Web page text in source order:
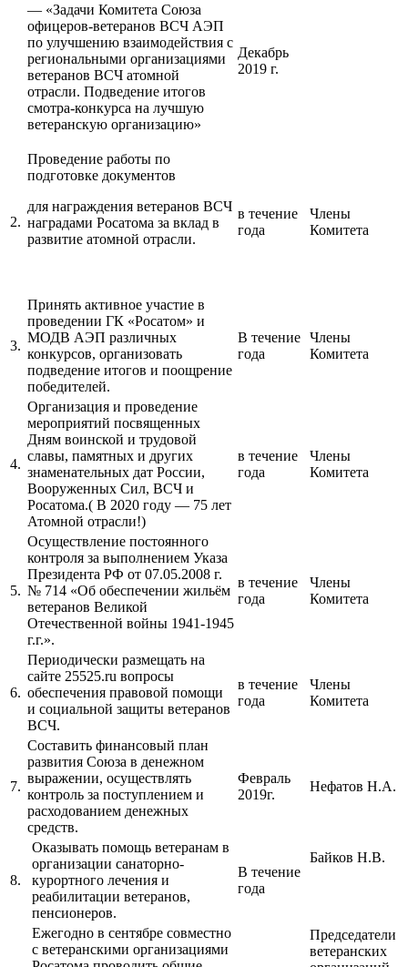
— «Задачи Комитета Союза
офицеров-ветеранов ВСЧ АЭП
по улучшению взаимодействия с
региональными организациями
ветеранов ВСЧ атомной
отрасли. Подведение итогов
смотра-конкурса на лучшую
ветеранскую организацию»
Декабрь
2019 г.
2.
Проведение работы по
подготовке документов
для награждения ветеранов ВСЧ
наградами Росатома за вклад в
развитие атомной отрасли.
в течение
года
Члены
Комитета
3.
Принять активное участие в
проведении ГК «Росатом» и
МОДВ АЭП различных
конкурсов, организовать
подведение итогов и поощрение
победителей.
В течение
года
Члены
Комитета
4.
Организация и проведение
мероприятий посвященных
Дням воинской и трудовой
славы, памятных и других
знаменательных дат России,
Вооруженных Сил, ВСЧ и
Росатома.( В 2020 году — 75 лет
Атомной отрасли!)
в течение
года
Члены
Комитета
5.
Осуществление постоянного
контроля за выполнением Указа
Президента РФ от 07.05.2008 г.
№ 714 «Об обеспечении жильём
ветеранов Великой
Отечественной войны 1941-1945
г.г.».
в течение
года
Члены
Комитета
6.
Периодически размещать на
сайте 25525.ru вопросы
обеспечения правовой помощи
и социальной защиты ветеранов
ВСЧ.
в течение
года
Члены
Комитета
7.
Составить финансовый план
развития Союза в денежном
выражении, осуществлять
контроль за поступлением и
расходованием денежных
средств.
Февраль
2019г.
Нефатов Н.А.
8.
Оказывать помощь ветеранам в
организации санаторно-
курортного лечения и
реабилитации ветеранов,
пенсионеров.
В течение
года
Байков Н.В.
Ежегодно в сентябре совместно
с ветеранскими организациями
Председатели
ветеранских